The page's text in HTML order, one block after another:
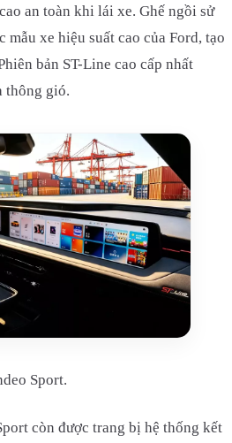
an toàn khi lái xe. Ghế ngồi sử
mẫu xe hiệu suất cao của Ford, tạo
bản ST-Line cao cấp nhất
thông gió.
Sport.
còn được trang bị hệ thống kết